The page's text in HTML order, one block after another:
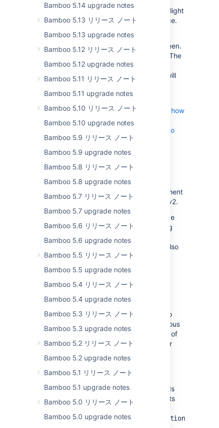
Bamboo 5.14 upgrade notes
Bamboo 5.13 リリース ノート
Bamboo 5.13 upgrade notes
Bamboo 5.12 リリース ノート
Bamboo 5.12 upgrade notes
Bamboo 5.11 リリース ノート
Bamboo 5.11 upgrade notes
Bamboo 5.10 リリース ノート
Bamboo 5.10 upgrade notes
Bamboo 5.9 リリース ノート
Bamboo 5.9 upgrade notes
Bamboo 5.8 リリース ノート
Bamboo 5.8 upgrade notes
Bamboo 5.7 リリース ノート
Bamboo 5.7 upgrade notes
Bamboo 5.6 リリース ノート
Bamboo 5.6 upgrade notes
Bamboo 5.5 リリース ノート
Bamboo 5.5 upgrade notes
Bamboo 5.4 リリース ノート
Bamboo 5.4 upgrade notes
Bamboo 5.3 リリース ノート
Bamboo 5.3 upgrade notes
Bamboo 5.2 リリース ノート
Bamboo 5.2 upgrade notes
Bamboo 5.1 リリース ノート
Bamboo 5.1 upgrade notes
Bamboo 5.0 リリース ノート
Bamboo 5.0 upgrade notes
Bamboo 10.0 now supports both dark and light
themes, offering a modern visual experience.
To enable dark theme, select your profile
picture in the upper-right corner of the screen.
From there, select
Theme , and then
. The
original theme will be phased out in future
releases. Note that custom header colors will
automatically switch to the light theme.
developers should check our guidelines on how
to prepare Data Center app for the dark
how to
utilize tokens.
REST v2 API updates
Platform 7 and Bamboo 10.0 have
rearchitected the Java APIs used to implement
REST resources, which we’re calling REST v2.
These changes will only impact Marketplace
partners who develop apps. The underlying
libraries, Jackson and Jersey, have been
upgraded to the latest versions. REST v2 also
makes use of JAX-RS 2.
Check out the RESTv2 migration guide
WebSudo support
Bamboo 10.0 adds support for WebSudo to
further protect admin pages against malicious
access. This feature creates an extra layer of
protection by prompting admins to re-enter
their passwords to access administrative
functions.
Apps can opt into WebSudo by adding the
@WebSudoRequiredannotation to REST APIs
that require admin access. Similarly, servlets
that require admin access should call
WebSudoManager.enforceWebSudoProtection